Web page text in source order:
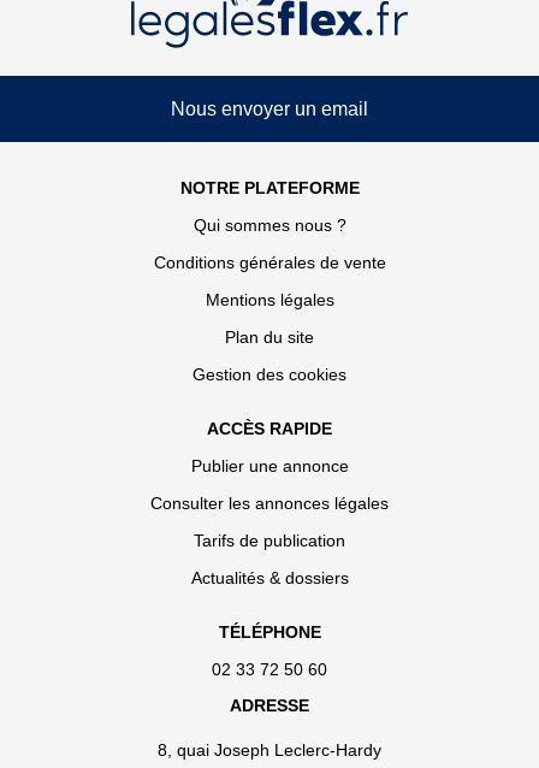
Nous envoyer un email
NOTRE PLATEFORME
Qui sommes nous ?
Conditions générales de vente
Mentions légales
Plan du site
Gestion des cookies
ACCÈS RAPIDE
Publier une annonce
Consulter les annonces légales
Tarifs de publication
Actualités & dossiers
TÉLÉPHONE
02 33 72 50 60
ADRESSE
8, quai Joseph Leclerc-Hardy